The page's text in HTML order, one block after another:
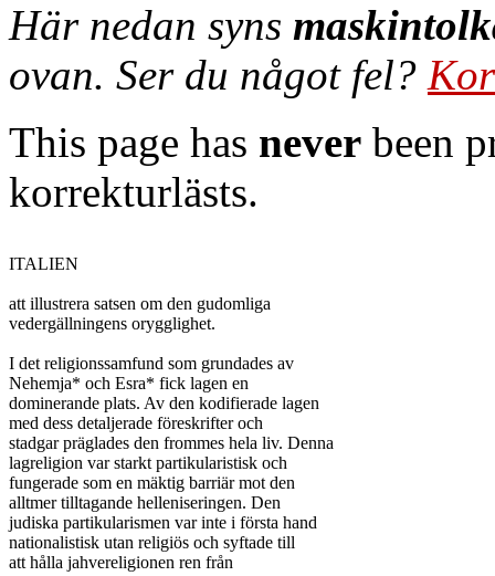
Här nedan syns
ovan. Ser du något fel?
This page has never been
korrekturlästs.
ITALIEN
att illustrera satsen om den gudomliga
vedergällningens orygglighet.
I det religionssamfund som grundades av
Nehemja* och Esra* fick lagen en
dominerande plats. Av den kodifierade lagen
med dess detaljerade föreskrifter och
stadgar präglades den frommes hela liv. Denna
lagreligion var starkt partikularistisk och
fungerade som en mäktig barriär mot den
alltmer tilltagande helleniseringen. Den
judiska partikularismen var inte i första hand
nationalistisk utan religiös och syftade till
att hålla jahvereligionen ren från